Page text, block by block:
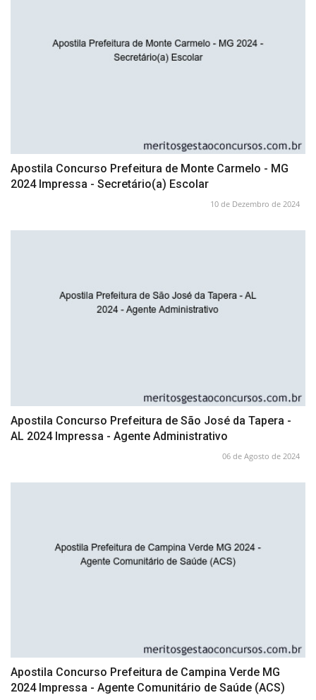
Apostila Concurso Prefeitura de Monte Carmelo - MG
2024 Impressa - Secretário(a) Escolar
10 de Dezembro de 2024
Apostila Concurso Prefeitura de São José da Tapera -
AL 2024 Impressa - Agente Administrativo
06 de Agosto de 2024
Apostila Concurso Prefeitura de Campina Verde MG
2024 Impressa - Agente Comunitário de Saúde (ACS)